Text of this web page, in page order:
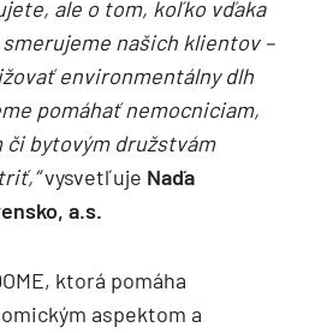
ale o tom, koľko vďaka
našich klientov –
environmentálny dlh
pomáhať nemocniciam,
bytovým družstvám
vysvetľuje Naďa
a.s.
ktorá pomáha
aspektom a
TZB HAUSTECHNIK 3/2026